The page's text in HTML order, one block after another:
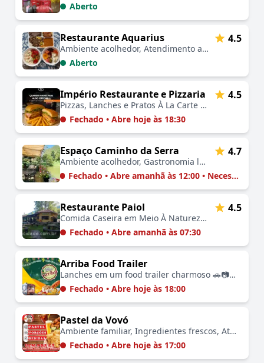
Aberto
Restaurante Aquarius
Ambiente acolhedor, Atendimento atencioso, Localização central, Cardápio variado, Ideal para famílias, Experiência gastronômica única, Refeições memoráveis
4.5
Aberto
Império Restaurante e Pizzaria
Pizzas, Lanches e Pratos À La Carte no Centro 🚗🍽️🤗
4.5
Fechado • Abre hoje às 18:30
Espaço Caminho da Serra
Ambiente acolhedor, Gastronomia local, Localização privilegiada, Versatilidade para eventos, Contato com a natureza, Atendimento personalizado, Espaço para lazer
4.7
Fechado • Abre amanhã às 12:00 • Necessário Agendar
Restaurante Paiol
Comida Caseira em Meio À Natureza 🚗🍽️🌄🏊🤗
4.5
Fechado • Abre amanhã às 07:30
Arriba Food Trailer
Lanches em um food trailer charmoso 🚗📷🍽️🤗
Fechado • Abre hoje às 18:00
Pastel da Vovó
Ambiente familiar, Ingredientes frescos, Atendimento acolhedor, Localização charmosa, Pastéis artesanais
Fechado • Abre hoje às 17:00